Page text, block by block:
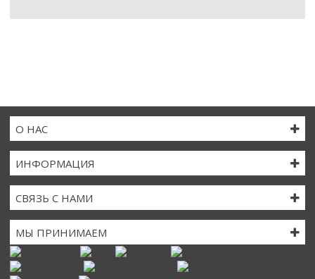
О НАС
ИНФОРМАЦИЯ
СВЯЗЬ С НАМИ
МЫ ПРИНИМАЕМ